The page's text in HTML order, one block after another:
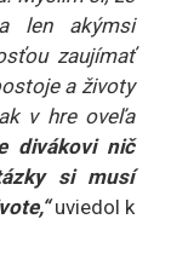
len akýmsi
zaujímať
a životy
v hre oveľa
divákovi nič
si musí
uviedol k